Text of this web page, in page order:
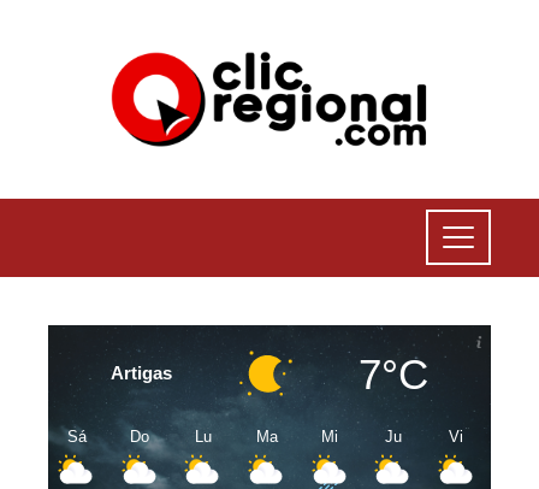
Artigas 7°C
Sá Do Lu Ma Mi Ju Vi